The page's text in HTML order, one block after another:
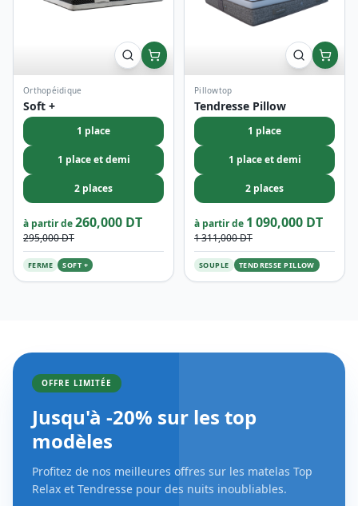
Orthopéidique
Soft +
1 place
1 place et demi
2 places
à partir de260,000 DT
295,000 DT
FERME SOFT +
Pillowtop
Tendresse Pillow
1 place
1 place et demi
2 places
à partir de 1 090,000 DT
1 311,000 DT
SOUPLE TENDRESSE PILLOW
OFFRE LIMITÉE
Jusqu'à -20% sur les top
modèles
Profitez de nos meilleures offres sur les matelas Top
Relax et Tendresse pour des nuits inoubliables.